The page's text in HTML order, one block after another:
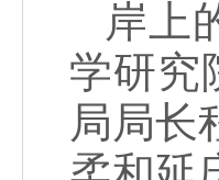
岸上
学研究
局局长